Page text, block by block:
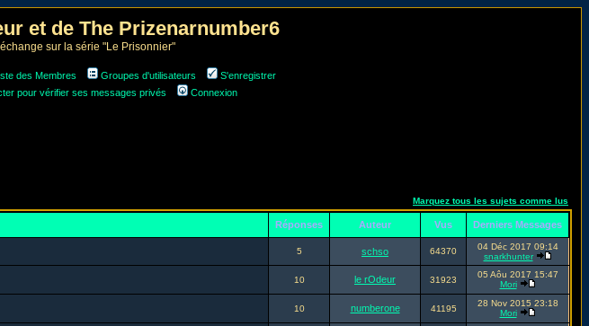
et de The Prizenarnumber6
sur la série "Le Prisonnier"
des Membres Groupes d'utilisateurs
S'enregistrer
pour vérifier ses messages privés Connexion
Marquez tous les sujets comme lus
Réponses Auteur Vus Derniers Messages
5 schso 64370
04 Déc 2017 09:14
snarkhunter
10 le rOdeur 31923
05 Aôu 2017 15:47
Mori
10 numberone 41195
28 Nov 2015 23:18
Mori